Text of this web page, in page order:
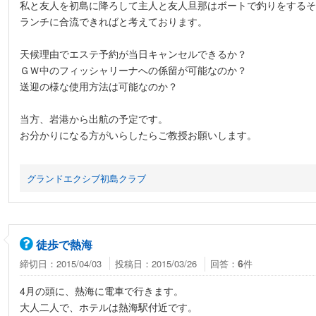
私と友人を初島に降ろして主人と友人旦那はボートで釣りをするそ
ランチに合流できればと考えております。
天候理由でエステ予約が当日キャンセルできるか？
ＧＷ中のフィッシャリーナへの係留が可能なのか？
送迎の様な使用方法は可能なのか？
当方、岩港から出航の予定です。
お分かりになる方がいらしたらご教授お願いします。
グランドエクシブ初島クラブ
徒歩で熱海
締切日：2015/04/03 投稿日：2015/03/26 回答： 6件
4月の頭に、熱海に電車で行きます。
大人二人で、ホテルは熱海駅付近です。